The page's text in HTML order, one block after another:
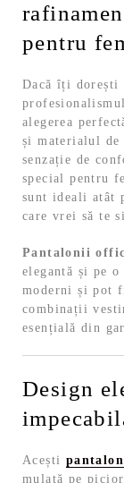
pentru
Dacă îți dorești
alegerea
și materialul de
senzație de
special pentru
sunt ideali atât
care vrei să te
Pantalonii
elegantă și pe
moderni și pot
combinații
esențială din
Design
Acești
mulată pe